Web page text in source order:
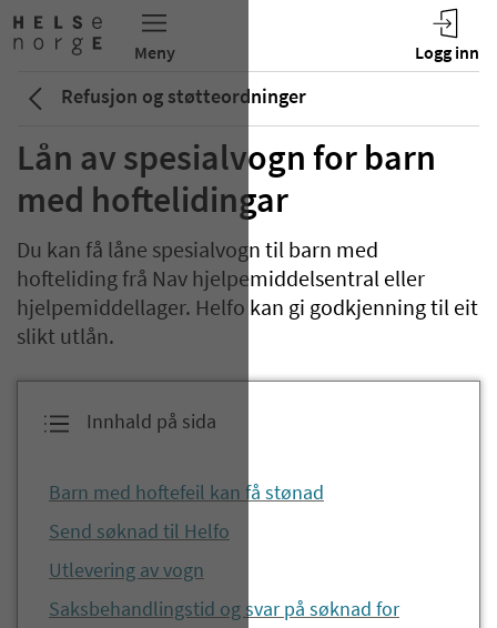
Refusjon og støtteordninger
Lån av spesialvogn for barn
med hoftelidingar
Du kan få låne spesialvogn til barn med
hofteliding frå Nav hjelpemiddelsentral eller
hjelpemiddellager. Helfo kan gi godkjenning til eit
slikt utlån.
Innhald på sida
Barn med hoftefeil kan få stønad
Send søknad til Helfo
Utlevering av vogn
Saksbehandlingstid og svar på søknad for